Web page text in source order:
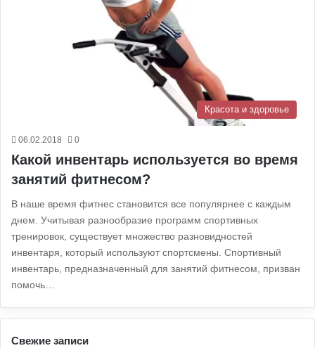
Красота и здоровье
06.02.2018 0
Какой инвентарь используется во время
занятий фитнесом?
В наше время фитнес становится все популярнее с каждым
днем. Учитывая разнообразие программ спортивных
тренировок, существует множество разновидностей
инвентаря, который используют спортсмены. Спортивный
инвентарь, предназначенный для занятий фитнесом, призван
помочь…
Свежие записи